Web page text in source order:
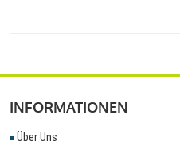
INFORMATIONEN
Über Uns